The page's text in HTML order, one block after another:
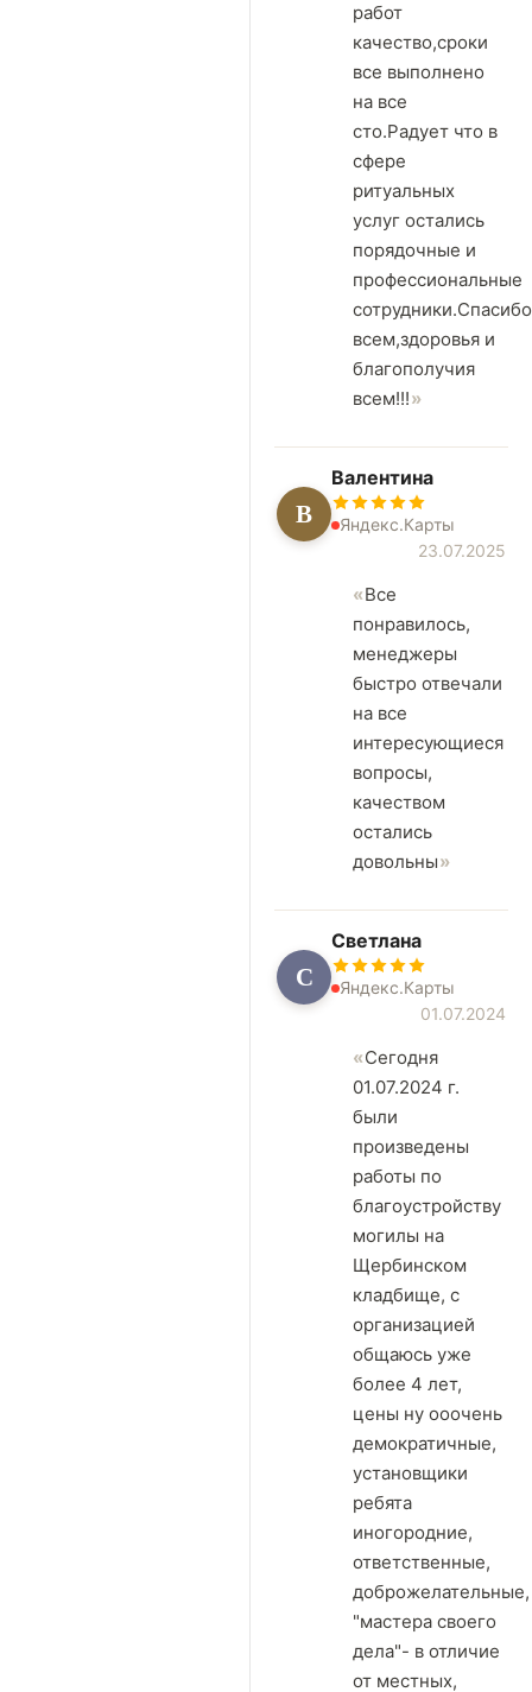
работ
качество,сроки
все выполнено
на все
сто.Радует что в
сфере
ритуальных
услуг остались
порядочные и
профессиональные
сотрудники.Спасибо
всем,здоровья и
благополучия
всем!!!
В
Валентина
Яндекс.Карты
23.07.2025
Все
понравилось,
менеджеры
быстро отвечали
на все
интересующиеся
вопросы,
качеством
остались
довольны
С
Светлана
Яндекс.Карты
01.07.2024
Сегодня
01.07.2024 г.
были
произведены
работы по
благоустройству
могилы на
Щербинском
кладбище, с
организацией
общаюсь уже
более 4 лет,
цены ну ооочень
демократичные,
установщики
ребята
иногородние,
ответственные,
доброжелательные,
"мастера своего
дела"- в отличие
от местных,